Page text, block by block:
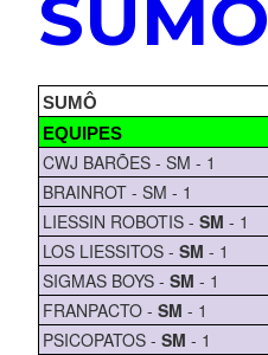
SUMÔ
SUMÔ
EQUIPES
CWJ BARÕES - SM - 1
BRAINROT - SM - 1
LIESSIN ROBOTIS - SM - 1
LOS LIESSITOS - SM - 1
SIGMAS BOYS - SM - 1
FRANPACTO - SM - 1
PSICOPATOS - SM - 1